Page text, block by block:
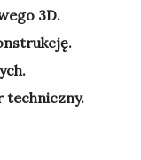
3D.
techniczny.